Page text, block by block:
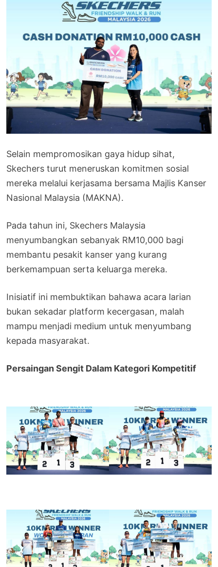
Selain mempromosikan gaya hidup sihat,
Skechers turut meneruskan komitmen sosial
mereka melalui kerjasama bersama Majlis Kanser
Nasional Malaysia (MAKNA).
Pada tahun ini, Skechers Malaysia
menyumbangkan sebanyak RM10,000 bagi
membantu pesakit kanser yang kurang
berkemampuan serta keluarga mereka.
Inisiatif ini membuktikan bahawa acara larian
bukan sekadar platform kecergasan, malah
mampu menjadi medium untuk menyumbang
kepada masyarakat.
Persaingan Sengit Dalam Kategori Kompetitif